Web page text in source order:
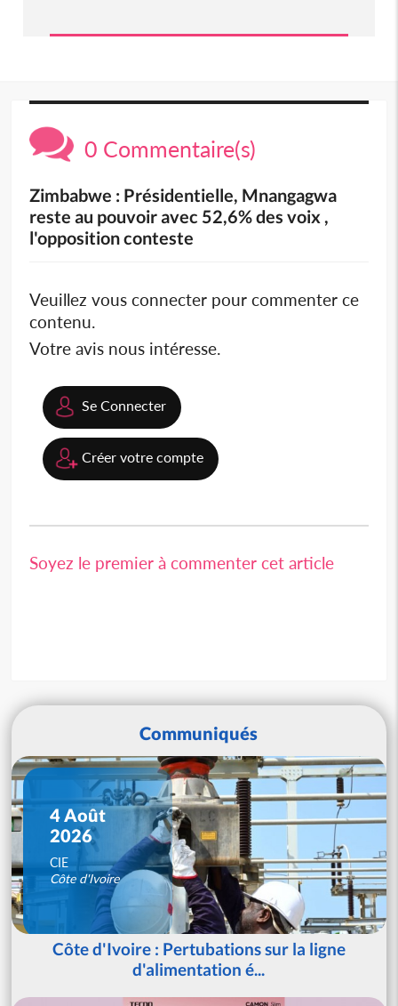
0 Commentaire(s)
Zimbabwe : Présidentielle, Mnangagwa
reste au pouvoir avec 52,6% des voix ,
l'opposition conteste
Veuillez vous connecter pour commenter ce
contenu.
Votre avis nous intéresse.
Se Connecter
Créer votre compte
Soyez le premier à commenter cet article
Communiqués
4 Août
2026
CIE
Côte d'Ivoire
Côte d'Ivoire : Pertubations sur la ligne
d'alimentation é...